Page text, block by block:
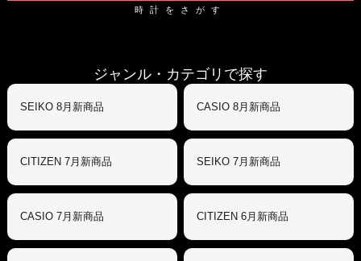
時計をさがす
ジャンル・カテゴリで探す
SEIKO 8月新商品 CASIO 8月新商品
CITIZEN 7月新商品 SEIKO 7月新商品
CASIO 7月新商品 CITIZEN 6月新商品